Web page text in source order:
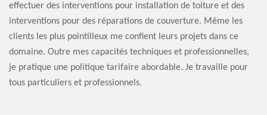
effectuer des interventions pour installation de toiture et des
interventions pour des réparations de couverture. Même les
clients les plus pointilleux me confient leurs projets dans ce
domaine. Outre mes capacités techniques et professionnelles,
je pratique une politique tarifaire abordable. Je travaille pour
tous particuliers et professionnels.